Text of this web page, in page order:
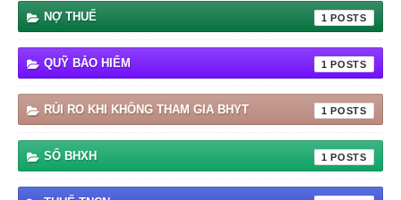
NỢ THUẾ 1
QUỸ BẢO HIỂM 1
RỦI RO KHI KHÔNG THAM GIA BHYT 1
SỔ BHXH 1